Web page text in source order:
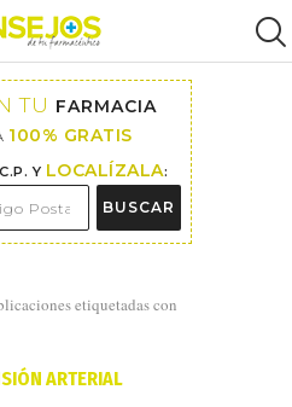
TU FARMACIA
100% GRATIS
Y LOCALÍZALA:
BUSCAR
etiquetadas con
ARTERIAL